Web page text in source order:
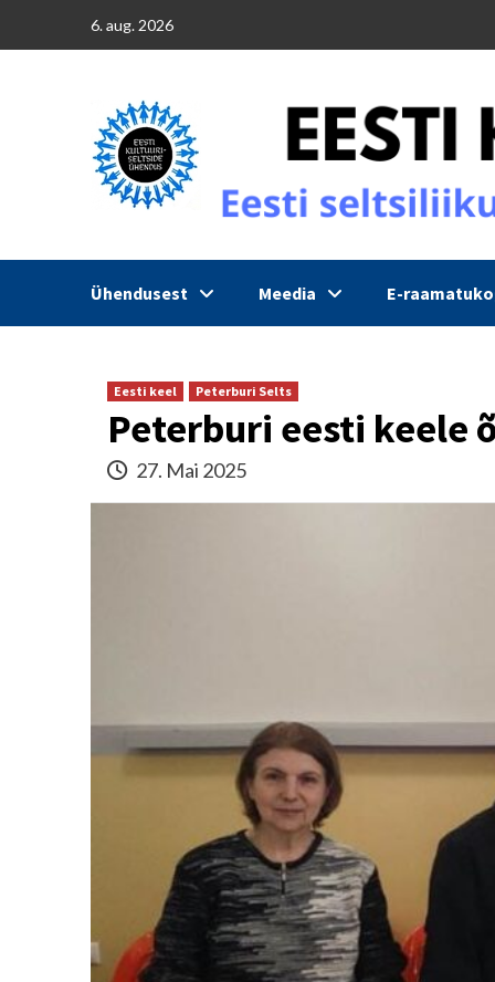
6. aug. 2026
Ühendusest Meedia E-
Eesti keel Peterburi Selts
Peterburi eesti keele
27. Mai 2025